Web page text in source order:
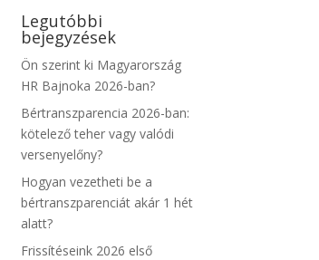
Legutóbbi
bejegyzések
Ön szerint ki Magyarország
HR Bajnoka 2026-ban?
Bértranszparencia 2026-ban:
kötelező teher vagy valódi
versenyelőny?
Hogyan vezetheti be a
bértranszparenciát akár 1 hét
alatt?
Frissítéseink 2026 első